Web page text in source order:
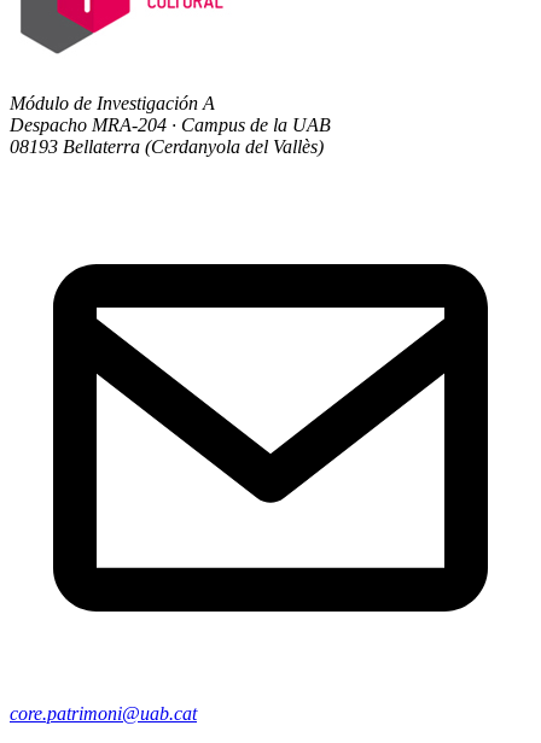
Módulo de Investigación A
Despacho MRA-204 · Campus de la UAB
08193 Bellaterra (Cerdanyola del Vallès)
core.patrimoni@uab.cat